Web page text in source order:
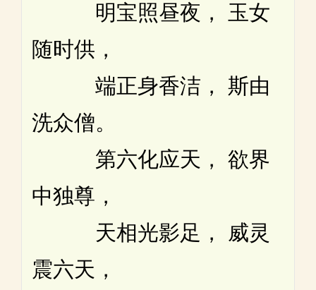
明宝照昼夜， 玉女
随时供，
端正身香洁， 斯由
洗众僧。
第六化应天， 欲界
中独尊，
天相光影足， 威灵
震六天，